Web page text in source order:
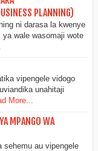
PLANNING)
ni darasa la kwenye
wale wasomaji wote
vipengele vidogo
unahitaji
More...
MPANGO WA
sehemu au vipengele